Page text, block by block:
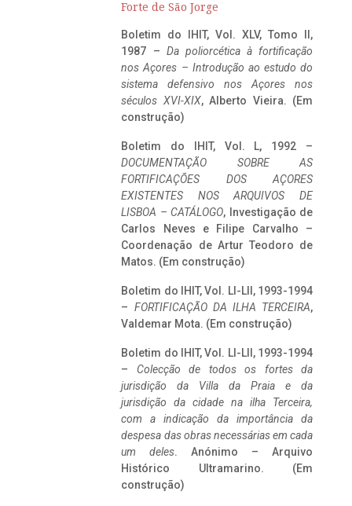
Forte de São Jorge
Boletim do IHIT, Vol. XLV, Tomo II,
1987 – Da poliorcética à fortificação
nos Açores – Introdução ao estudo do
sistema defensivo nos Açores nos
séculos XVI-XIX, Alberto Vieira. (Em
construção)
Boletim do IHIT, Vol. L, 1992 –
DOCUMENTAÇÃO SOBRE AS
FORTIFICAÇÕES DOS AÇORES
EXISTENTES NOS ARQUIVOS DE
LISBOA – CATÁLOGO, Investigação de
Carlos Neves e Filipe Carvalho –
Coordenação de Artur Teodoro de
Matos. (Em construção)
Boletim do IHIT, Vol. LI-LII, 1993-1994
– FORTIFICAÇÃO DA ILHA TERCEIRA,
Valdemar Mota. (Em construção)
Boletim do IHIT, Vol. LI-LII, 1993-1994
– Colecção de todos os fortes da
jurisdição da Villa da Praia e da
jurisdição da cidade na ilha Terceira,
com a indicação da importância da
despesa das obras necessárias em cada
um deles. Anónimo – Arquivo
Histórico Ultramarino. (Em
construção)